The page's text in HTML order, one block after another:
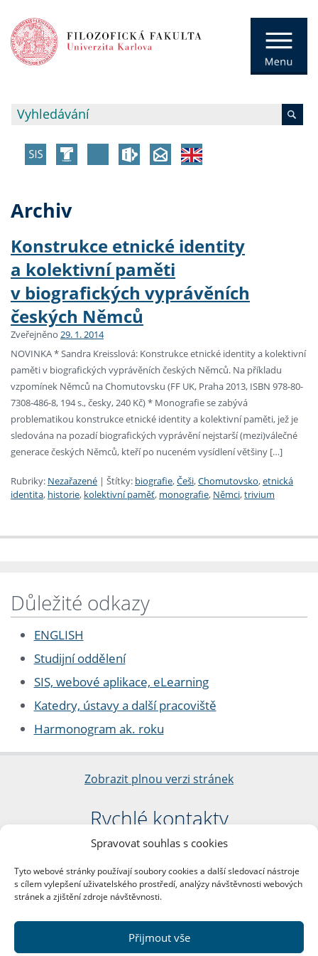
Spravovat souhlas s cookies
Tyto webové stránky používají soubory cookies a další sledovací nástroje
s cílem vylepšení uživatelského prostředí, analýzy návštěvnosti webových
stránek a zjištění zdroje návštěvnosti.
Přijmout vše
Archiv
Konstrukce etnické identity
a kolektivní paměti
v biografických vyprávěních
českých Němců
Zveřejněno 29. 1. 2014
NOVINKA * Sandra Kreisslová: Konstrukce etnické identity a kolektivní
paměti v biografických vyprávěních českých Němců. Na příkladu
vzpomínek Němců na Chomutovsku (FF UK, Praha 2013, ISBN 978-80-
7308-486-8, 194 s., česky, 240 Kč) * Monografie se zabývá
problematikou konstrukce etnické identity a kolektivní paměti, jež je
sledována na pozadí biografických vyprávění nejstarší (mezi)válečné
generace českých Němců, kteří po nuceném vysídlení většiny […]
Rubriky: Nezařazené | Štítky: biografie,Češi,Chomutovsko,etnická
identita, historie, kolektivní paměť, monografie, Němci,trivium
Důležité odkazy
ENGLISH
Studijní oddělení
SIS, webové aplikace, eLearning
Katedry, ústavy a další pracoviště
Harmonogram ak. roku
Zobrazit plnou verzi stránek
Rychlé kontakty
Filozofická fakulta
nám. Jana Palacha 1/2
116 38 Praha 1
DIČ: CZ00216208